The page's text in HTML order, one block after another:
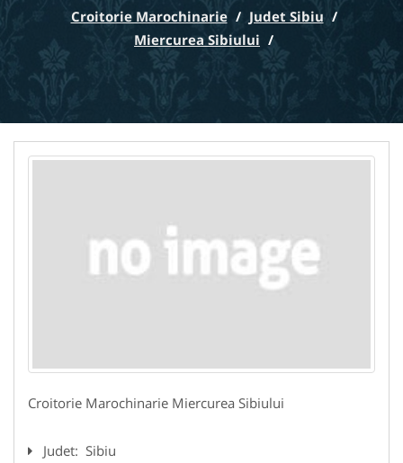
Croitorie Marochinarie / Judet Sibiu /
Miercurea Sibiului /
Croitorie Marochinarie Miercurea Sibiului
Judet: Sibiu